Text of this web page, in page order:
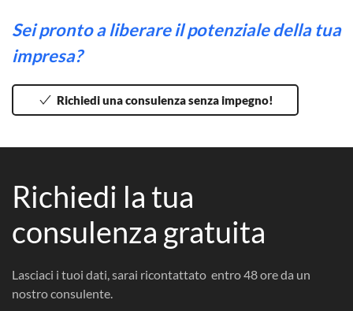
Sei pronto a liberare il potenziale della tua
impresa?
Richiedi una consulenza senza impegno!
Richiedi la tua
consulenza gratuita
Lasciaci i tuoi dati, sarai ricontattato entro 48 ore da un
nostro consulente.